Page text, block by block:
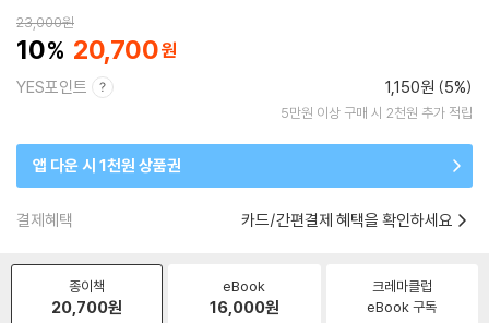
23,000원
10 20,700
YES포인트 1,150원 (5%)
5만원 이상 구매 시 2천원 추가 적립
앱 다운 시 1천원 상품권
결제혜택 카드/간편결제 혜택을 확인하세요
종이책
20,700원
eBook
16,000원
크레마클럽
eBook 구독